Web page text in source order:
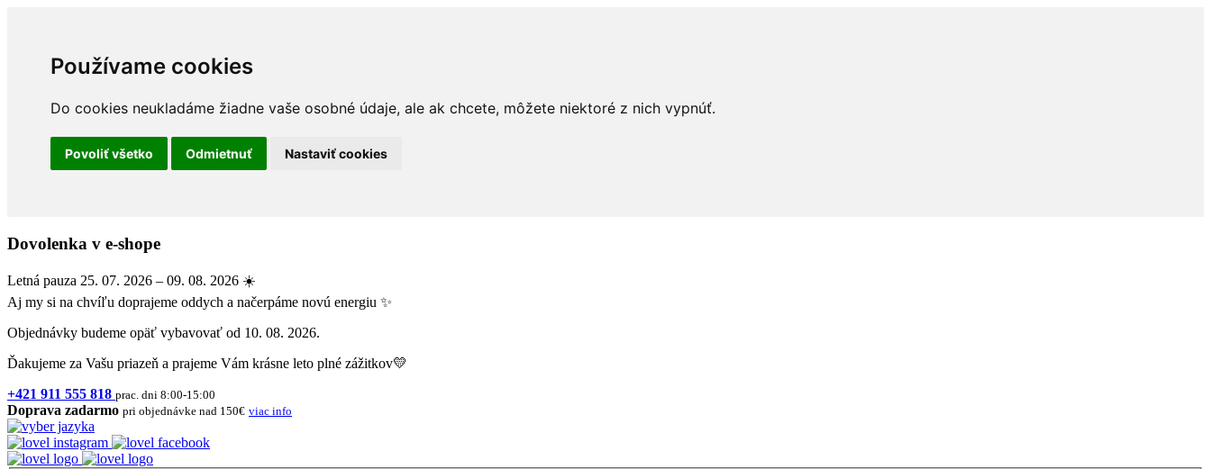
Používame cookies
Do cookies neukladáme žiadne vaše osobné údaje, ale ak chcete, môžete niektoré z nich vypnúť.
Povoliť všetko Odmietnuť Nastaviť cookies
Dovolenka v e-shope
Letná pauza 25. 07. 2026 – 09. 08. 2026 ☀️
Aj my si na chvíľu doprajeme oddych a načerpáme novú energiu ✨
Objednávky budeme opäť vybavovať od 10. 08. 2026.
Ďakujeme za Vašu priazeň a prajeme Vám krásne leto plné zážitkov💛
+421 911 555 818 prac. dni 8:00-15:00
Doprava zadarmo pri objednávke nad 150€ viac info